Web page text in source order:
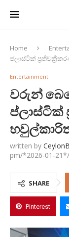
Home
ප්ලාස්ටික්
Entertainment
වරුන්
ප්ලාස්ටික්
written by
pm/*2026-01-21*/
SHARE
Pinterest